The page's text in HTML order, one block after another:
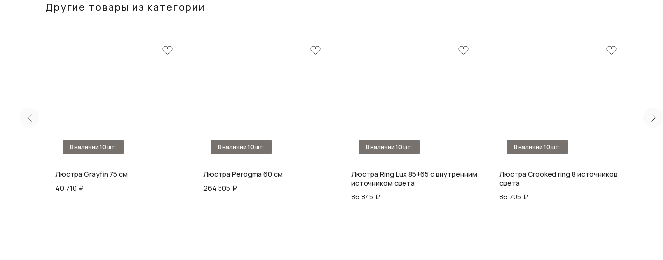
Другие товары из категории
Люстра Grayfin 75 см
40 710 ₽
Люстра Perogma 60 см
264 505 ₽
Люстра Ring Lux 85+65 с внутренним
источником света
86 845 ₽
Люстра Crooked ring 8 источников
света
86 705 ₽